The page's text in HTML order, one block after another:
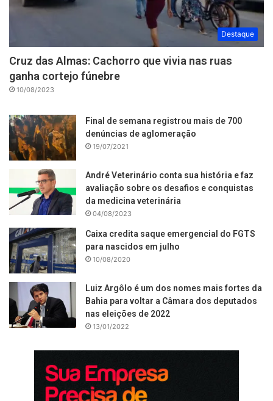
Destaque
Cruz das Almas: Cachorro que vivia nas ruas
ganha cortejo fúnebre
10/08/2023
Final de semana registrou mais de 700
denúncias de aglomeração
19/07/2021
André Veterinário conta sua história e faz
avaliação sobre os desafios e conquistas
da medicina veterinária
04/08/2023
Caixa credita saque emergencial do FGTS
para nascidos em julho
10/08/2020
Luiz Argôlo é um dos nomes mais fortes da
Bahia para voltar a Câmara dos deputados
nas eleições de 2022
13/01/2022